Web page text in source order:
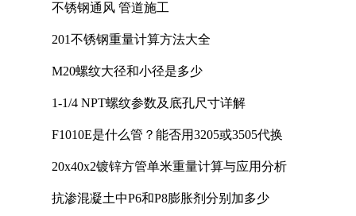
不锈钢通风 管道施工
201不锈钢重量计算方法大全
M20螺纹大径和小径是多少
1-1/4 NPT螺纹参数及底孔尺寸详解
F1010E是什么管？能否用3205或3505代换
20x40x2镀锌方管单米重量计算与应用分析
抗渗混凝土中P6和P8膨胀剂分别加多少